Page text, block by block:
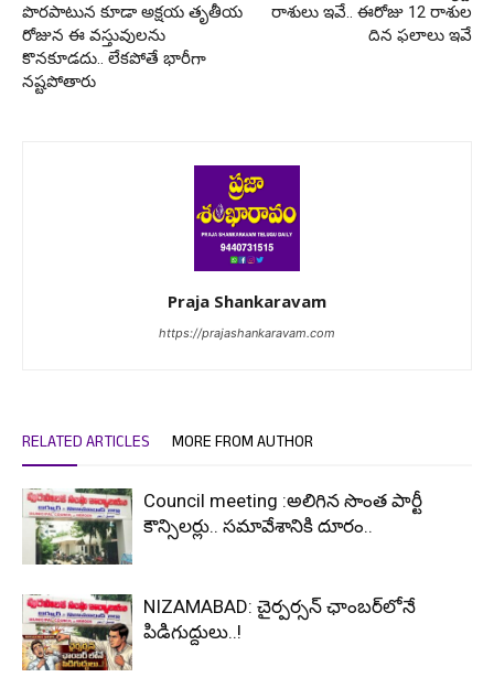
పొరపాటున కూడా అక్షయ తృతీయ
రోజున ఈ వస్తువులను
కొనకూడదు.. లేకపోతే భారీగా
నష్టపోతారు
రాశులు ఇవే.. ఈరోజు 12 రాశుల
దిన ఫలాలు ఇవే
Praja Shankaravam
https://prajashankaravam.com
RELATED ARTICLES MORE FROM AUTHOR
Council meeting :అలిగిన సొంత పార్టీ
కౌన్సిలర్లు.. సమావేశానికి దూరం..
NIZAMABAD: చైర్పర్సన్ ఛాంబర్‌లోనే
పిడిగుద్దులు..!